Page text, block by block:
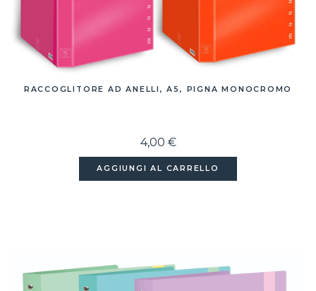
RACCOGLITORE AD ANELLI, A5, PIGNA MONOCROMO
4,00 €
AGGIUNGI AL CARRELLO